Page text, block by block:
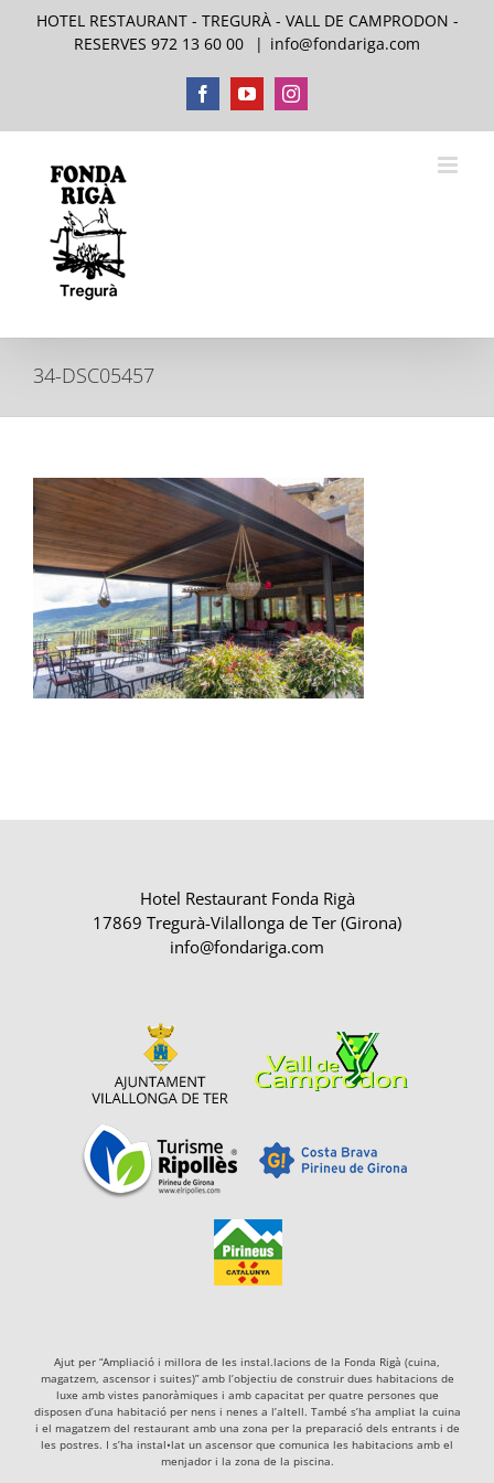
HOTEL RESTAURANT - TREGURÀ - VALL DE CAMPRODON -
RESERVES 972 13 60 00
| info@fondariga.com
FacebookYouTubeInstagram
34-DSC05457
Hotel Restaurant Fonda Rigà
17869 Tregurà-Vilallonga de Ter (Girona)
info@fondariga.com
Ajut per “Ampliació i millora de les instal.lacions de la Fonda Rigà (cuina,
magatzem, ascensor i suites)” amb l’objectiu de construir dues habitacions de
luxe amb vistes panoràmiques i amb capacitat per quatre persones que
disposen d’una habitació per nens i nenes a l’altell. També s’ha ampliat la cuina
i el magatzem del restaurant amb una zona per la preparació dels entrants i de
les postres. I s’ha instal•lat un ascensor que comunica les habitacions amb el
menjador i la zona de la piscina.